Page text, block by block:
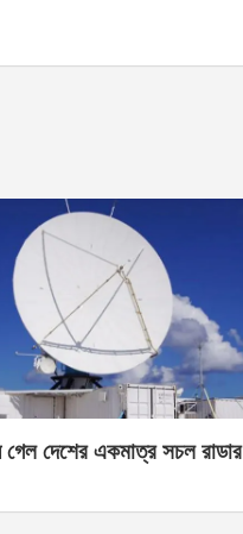
গেল দেশের একমাত্র সচল রাডার